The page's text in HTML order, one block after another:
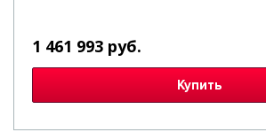
1 461 993 руб.
Купить